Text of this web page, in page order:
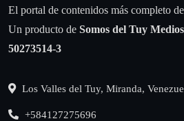
El portal de contenidos más completo
Un producto de Somos del Tuy
50273514-3
Los Valles del Tuy, Miranda,
+584127275696